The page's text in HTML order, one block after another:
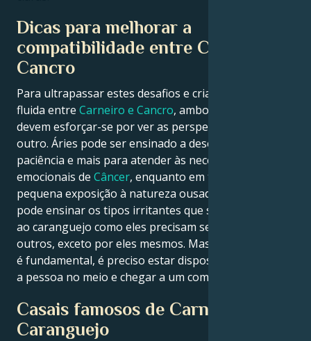
Dicas para melhorar a
compatibilidade entre Carneiro e
Cancro
Para ultrapassar estes desafios e criar uma
fluida entre Carneiro e Cancro, ambos os parceiros
devem esforçar-se por ver as perspectivas um do
outro. Áries pode ser ensinado a desenvolver sua
paciência e mais para atender às necessidades
emocionais de Câncer, enquanto em troca uma
pequena exposição à natureza ousada de
pode ensinar os tipos irritantes que se assemelham
ao caranguejo como eles precisam ser mudados por
outros, exceto por eles mesmos. Mas a comunicação
é fundamental, é preciso estar disposto a encontrar
a pessoa no meio e chegar a um compromisso.
Casais famosos de Carneiro e
Caranguejo